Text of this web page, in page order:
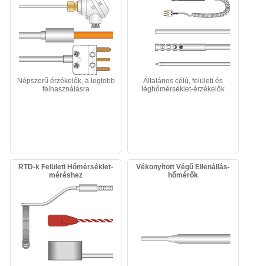
Népszerű érzékelők, a legtöbb
felhasználásra
Általános célú, felületi és
léghőmérséklet-érzékelők
RTD-k Felületi Hőmérséklet-
méréshez
Vékonyított Végű Ellenállás-
hőmérők